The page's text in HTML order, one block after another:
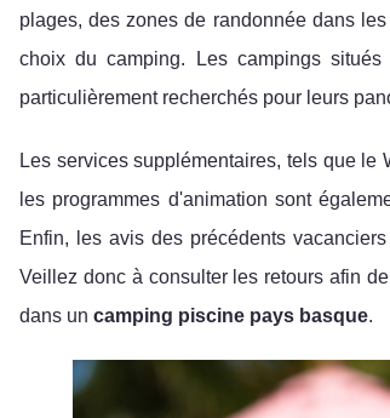
plages, des zones de randonnée dans
choix du camping. Les campings
particulièrement recherchés pour leurs
Les services supplémentaires, tels que
les programmes d'animation sont
Enfin, les avis des précédents
Veillez donc à consulter les retours afin
dans un camping piscine pays basque.